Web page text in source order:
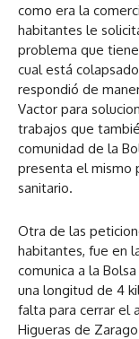
como era la
habitantes le
problema que
cual está
respondió de
Vactor para
trabajos que
comunidad de la
presenta el mismo
sanitario.
Otra de las
habitantes, fue en
comunica a la
una longitud de 4
falta para cerrar el
Higueras de